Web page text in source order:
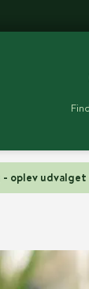
oplev udvalget